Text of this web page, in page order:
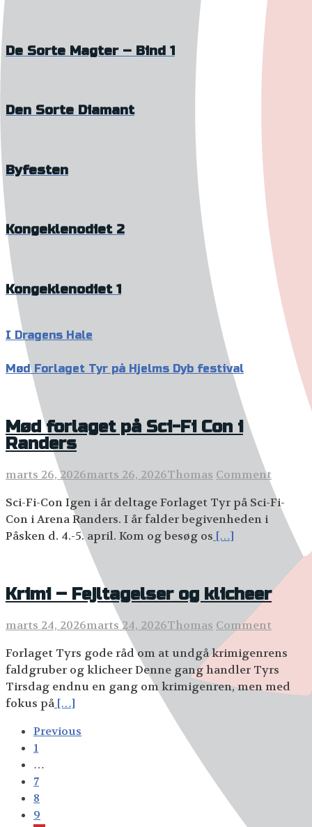
De Sorte Magter – Bind 1
Den Sorte Diamant
Byfesten
Kongeklenodiet 2
Kongeklenodiet 1
I Dragens Hale
Mød Forlaget Tyr på Hjelms Dyb festival
Mød forlaget på Sci-Fi Con i
Randers
marts 26, 2026marts 26, 2026Thomas Comment
Sci-Fi-Con Igen i år deltage Forlaget Tyr på Sci-Fi-
Con i Arena Randers. I år falder begivenheden i
Påsken d. 4.-5. april. Kom og besøg os […]
Krimi – Fejltagelser og klicheer
marts 24, 2026marts 24, 2026Thomas Comment
Forlaget Tyrs gode råd om at undgå krimigenrens
faldgruber og klicheer Denne gang handler Tyrs
Tirsdag endnu en gang om krimigenren, men med
fokus på […]
Posts
navigation
Previous
1
…
7
8
9